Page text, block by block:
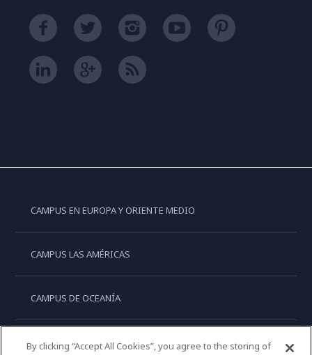
CAMPUS EN EUROPA Y ORIENTE MEDIO
CAMPUS LAS AMÉRICAS
CAMPUS DE OCEANÍA
CAMPUS DE ASIA
By clicking “Accept All Cookies”, you agree to the storing of